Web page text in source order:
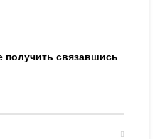
связавшись